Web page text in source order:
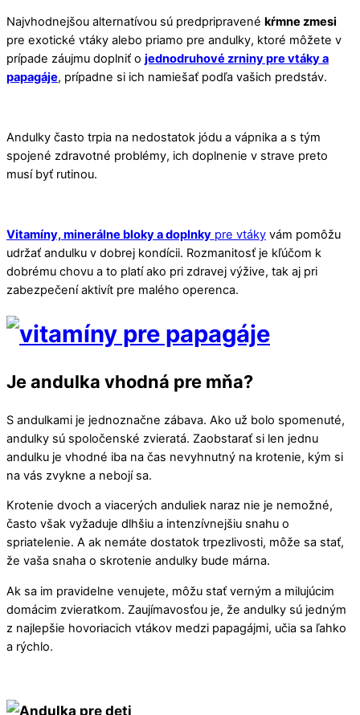
Najvhodnejšou alternatívou sú predpripravené kŕmne zmesi
pre exotické vtáky alebo priamo pre andulky, ktoré môžete v
prípade záujmu doplniť o jednodruhové zrniny pre vtáky a
papagáje, prípadne si ich namiešať podľa vašich predstáv.
Andulky často trpia na nedostatok jódu a vápnika a s tým
spojené zdravotné problémy, ich doplnenie v strave preto
musí byť rutinou.
Vitamíny, minerálne bloky a doplnky pre vtáky vám pomôžu
udržať andulku v dobrej kondícii. Rozmanitosť je kľúčom k
dobrému chovu a to platí ako pri zdravej výžive, tak aj pri
zabezpečení aktivít pre malého operenca.
Je andulka vhodná pre mňa?
S andulkami je jednoznačne zábava. Ako už bolo spomenuté,
andulky sú spoločenské zvieratá. Zaobstarať si len jednu
andulku je vhodné iba na čas nevyhnutný na krotenie, kým si
na vás zvykne a nebojí sa.
Krotenie dvoch a viacerých anduliek naraz nie je nemožné,
často však vyžaduje dlhšiu a intenzívnejšiu snahu o
spriatelenie. A ak nemáte dostatok trpezlivosti, môže sa stať,
že vaša snaha o skrotenie andulky bude márna.
Ak sa im pravidelne venujete, môžu stať verným a milujúcim
domácim zvieratkom. Zaujímavosťou je, že andulky sú jedným
z najlepšie hovoriacich vtákov medzi papagájmi, učia sa ľahko
a rýchlo.